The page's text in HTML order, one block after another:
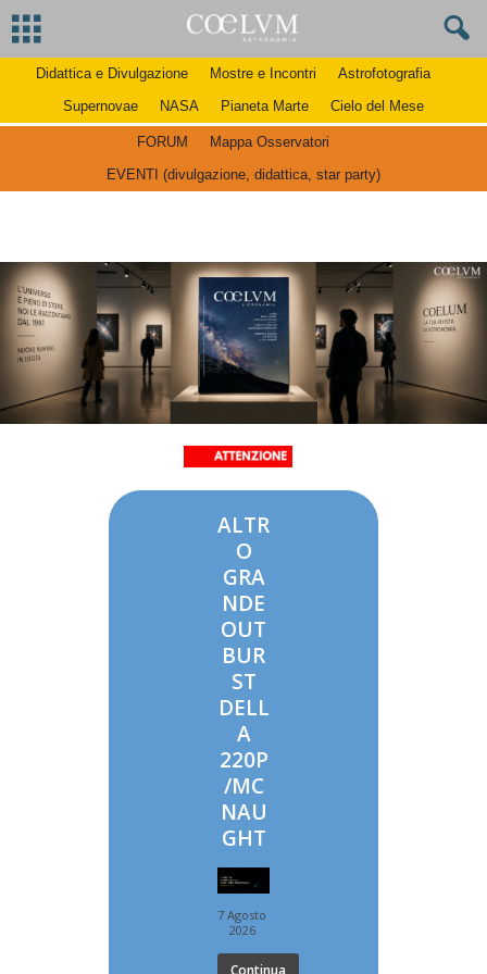
Didattica e Divulgazione Mostre e Incontri
Astrofotografia
Supernovae
NASA Pianeta Marte Cielo del Mese
FORUM
Mappa Osservatori
EVENTI (divulgazione, didattica, star party)
ALTR
O
GRA
NDE
OUT
BUR
ST
DELL
A
220P
/MC
NAU
GHT
7 Agosto
2026
Continua